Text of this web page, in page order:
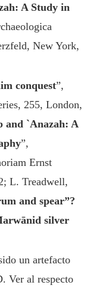
A Study in
New York,
conquest”,
255, London,
and `Anazah: A
”,
Ernst
L. Treadwell,
and spear”?
silver
un artefacto
Ver al respecto